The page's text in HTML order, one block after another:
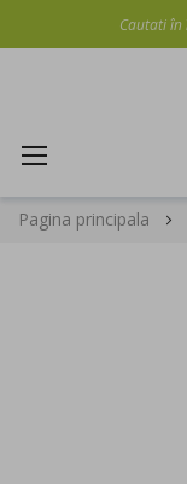
Mergeti
Pagina principala